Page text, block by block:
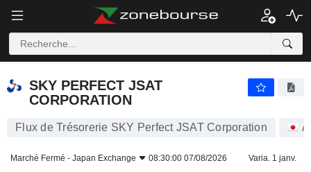
SKY PERFECT JSAT
CORPORATION
Flux de Trésorerie SKY Perfect JSAT Corporation
Marché Fermé - Japan Exchange 08:30:00 07/08/2026 Varia. 1 janv.